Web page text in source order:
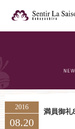
2016
08.20
満員御礼